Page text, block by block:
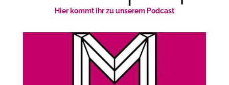
Hier kommt ihr zu unserem Podcast